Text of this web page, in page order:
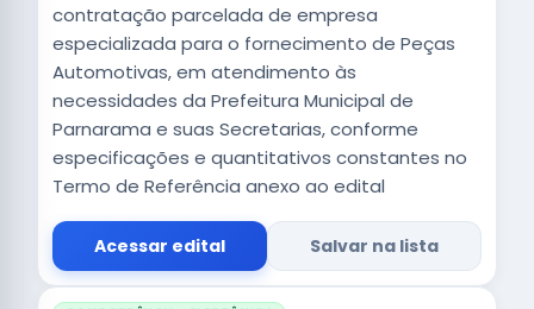
contratação parcelada de empresa
especializada para o fornecimento de Peças
Automotivas, em atendimento às
necessidades da Prefeitura Municipal de
Parnarama e suas Secretarias, conforme
especificações e quantitativos constantes no
Termo de Referência anexo ao edital
Acessar edital Salvar na lista